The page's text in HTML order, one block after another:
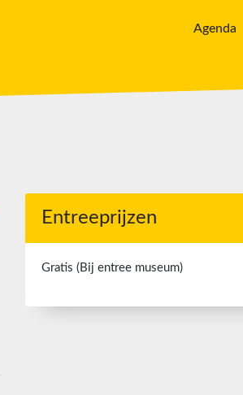
Agenda
Entreeprijzen
Gratis (Bij entree museum)